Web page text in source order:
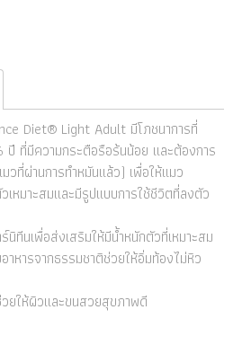
Diet® Light Adult มีโภชนาการที่
ปี ที่มีความกระตือรือร้นน้อย และต้องการ
วที่ผ่านการทำหมันแล้ว) เพื่อให้แมว
เหมาะสมและมีรูปแบบการใช้ชีวิตที่ลงตัว
ทีนเพื่อส่งเสริมให้มีน้ำหนักตัวที่เหมาะสม
หารจากธรรมชาติช่วยให้อิ่มท้องไม่หิว
ยให้ผิวและขนสวยสุขภาพดี